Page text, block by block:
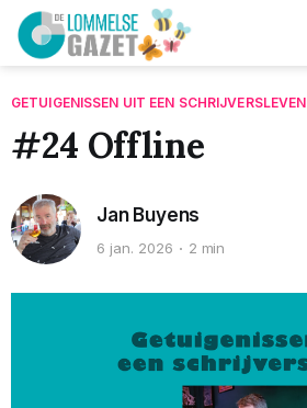
GETUIGENISSEN UIT EEN SCHRIJVERSLEVEN
#24 Offline
Jan Buyens
6 jan. 2026 2 min